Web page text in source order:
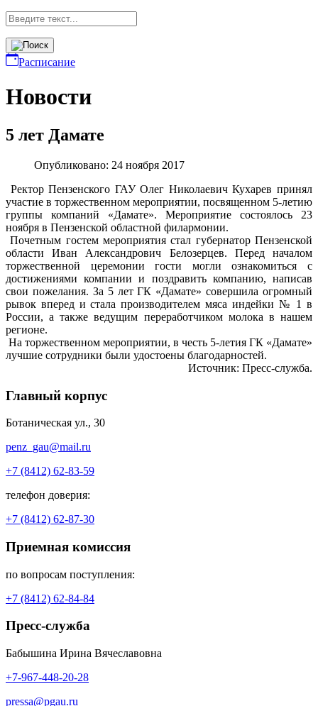
Расписание
Новости
5 лет Дамате
Опубликовано: 24 ноября 2017
Ректор Пензенского ГАУ Олег Николаевич Кухарев принял
участие в торжественном мероприятии, посвященном 5-летию
группы компаний «Дамате». Мероприятие состоялось 23
ноября в Пензенской областной филармонии.
Почетным гостем мероприятия стал губернатор Пензенской
области Иван Александрович Белозерцев. Перед началом
торжественной церемонии гости могли ознакомиться с
достижениями компании и поздравить компанию, написав
свои пожелания. За 5 лет ГК «Дамате» совершила огромный
рывок вперед и стала производителем мяса индейки № 1 в
России, а также ведущим переработчиком молока в нашем
регионе.
На торжественном мероприятии, в честь 5-летия ГК «Дамате»
лучшие сотрудники были удостоены благодарностей.
Источник: Пресс-служба.
Главный корпус
Ботаническая ул., 30
penz_gau@mail.ru
+7 (8412) 62-83-59
телефон доверия:
+7 (8412) 62-87-30
Приемная комиссия
по вопросам поступления:
+7 (8412) 62-84-84
Пресс-служба
Бабышина Ирина Вячеславовна
+7-967-448-20-28
pressa@pgau.ru